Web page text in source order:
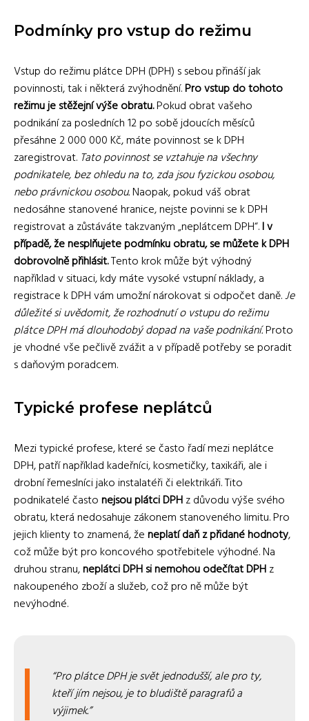
Podmínky pro vstup do režimu
Vstup do režimu plátce DPH (DPH) s sebou přináší jak
povinnosti, tak i některá zvýhodnění.Pro vstup do tohoto
režimu je stěžejní výše obratu.Pokud obrat vašeho
podnikání za posledních 12 po sobě jdoucích měsíců
přesáhne 2 000 000 Kč, máte povinnost se k DPH
zaregistrovat. Tato povinnost se vztahuje na všechny
podnikatele, bez ohledu na to, zda jsou fyzickou osobou,
nebo právnickou osobou.Naopak, pokud váš obrat
nedosáhne stanovené hranice, nejste povinni se k DPH
registrovat a zůstáváte takzvaným „neplátcem DPH“.I v
případě, že nesplňujete podmínku obratu, se můžete k DPH
dobrovolně přihlásit.Tento krok může být výhodný
například v situaci, kdy máte vysoké vstupní náklady, a
registrace k DPH vám umožní nárokovat si odpočet daně.Je
důležité si uvědomit, že rozhodnutí o vstupu do režimu
plátce DPH má dlouhodobý dopad na vaše podnikání.Proto
je vhodné vše pečlivě zvážit a v případě potřeby se poradit
s daňovým poradcem.
Typické profese neplátců
Mezi typické profese, které se často řadí mezi neplátce
DPH, patří například kadeřníci, kosmetičky, taxikáři, ale i
drobní řemeslníci jako instalatéři či elektrikáři. Tito
podnikatelé častonejsou plátci DPHz důvodu výše svého
obratu, která nedosahuje zákonem stanoveného limitu. Pro
jejich klienty to znamená, ženeplatí daň z přidané hodnoty,
což může být pro koncového spotřebitele výhodné. Na
druhou stranu,neplátci DPH si nemohou odečítat DPHz
nakoupeného zboží a služeb, což pro ně může být
nevýhodné.
Pro plátce DPH je svět jednodušší, ale pro ty,
kteří jím nejsou, je to bludiště paragrafů a
výjimek.